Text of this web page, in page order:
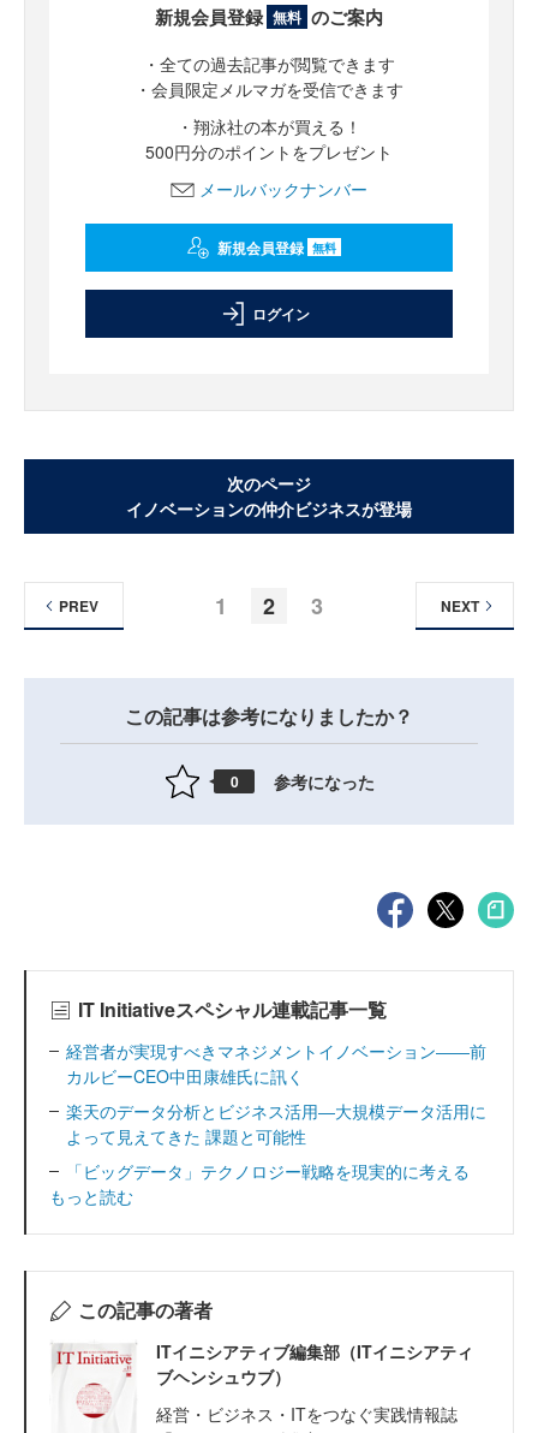
新規会員登録 無料 のご案内
・全ての過去記事が閲覧できます
・会員限定メルマガを受信できます
・翔泳社の本が買える！
500円分のポイントをプレゼント
メールバックナンバー
新規会員登録 無料
ログイン
次のページ
イノベーションの仲介ビジネスが登場
1 2 3
PREV NEXT
この記事は参考になりましたか？
0 参考になった
IT Initiativeスペシャル連載記事一覧
経営者が実現すべきマネジメントイノベーション――前
カルビーCEO中田康雄氏に訊く
楽天のデータ分析とビジネス活用―大規模データ活用に
よって見えてきた 課題と可能性
「ビッグデータ」テクノロジー戦略を現実的に考える
もっと読む
この記事の著者
ITイニシアティブ編集部（ITイニシアティ
ブヘンシュウブ）
経営・ビジネス・ITをつなぐ実践情報誌